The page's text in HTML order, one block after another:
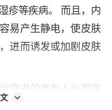
疹等疾病。 而且，内
易产生静电，使皮肤
进而诱发或加剧皮肤
退的老年人长期穿
发的皮肤瘙痒症状。